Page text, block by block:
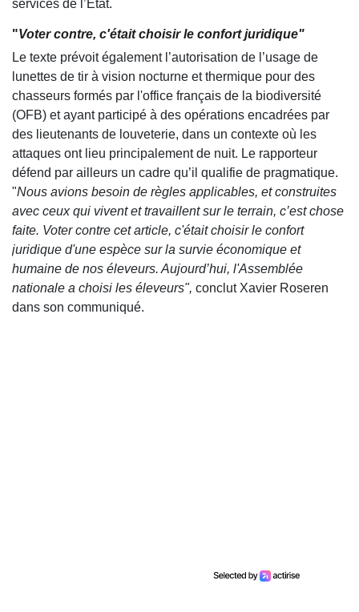
services de l’État.
"Voter contre, c'était choisir le confort juridique"
Le texte prévoit également l’autorisation de l’usage de
lunettes de tir à vision nocturne et thermique pour des
chasseurs formés par l'office français de la biodiversité
(OFB) et ayant participé à des opérations encadrées par
des lieutenants de louveterie, dans un contexte où les
attaques ont lieu principalement de nuit. Le rapporteur
défend par ailleurs un cadre qu’il qualifie de pragmatique.
"Nous avions besoin de règles applicables, et construites
avec ceux qui vivent et travaillent sur le terrain, c’est chose
faite. Voter contre cet article, c'était choisir le confort
juridique d'une espèce sur la survie économique et
humaine de nos éleveurs. Aujourd’hui, l'Assemblée
nationale a choisi les éleveurs", conclut Xavier Roseren
dans son communiqué.